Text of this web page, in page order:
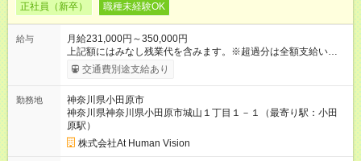
正社員（新卒） 職種未経験OK
給与
月給231,000円～350,000円
上記額にはみなし残業代を含みます。※超過分は全額支給いたし
ます。 みなし残業代 24,000円 ～ 37,000円／月 みなし残業時
間 15時間／月 【給与】 月給： 大卒・院卒 ：243，000
（固定残業代 24，000円） 賞与：年２回 （業績連動型） 昇
給：年２回（3月、9月) 試用期間：6ヶ月 ※上記額にはみなし残
業代（月15時間分）が含まれた 金額になります。超過分は追加
で全額支給。 【頑張りを給与・キャリアに還元します】 年に2
回⼈事評価があり等級が決まります。 等級に合わせた給与設定
交通費別途支給あり
勤務地
神奈川県小田原市
神奈川県神奈川県小田原市城山１丁目１－１（最寄り駅：小田
原駅）
株式会社At Human Vision